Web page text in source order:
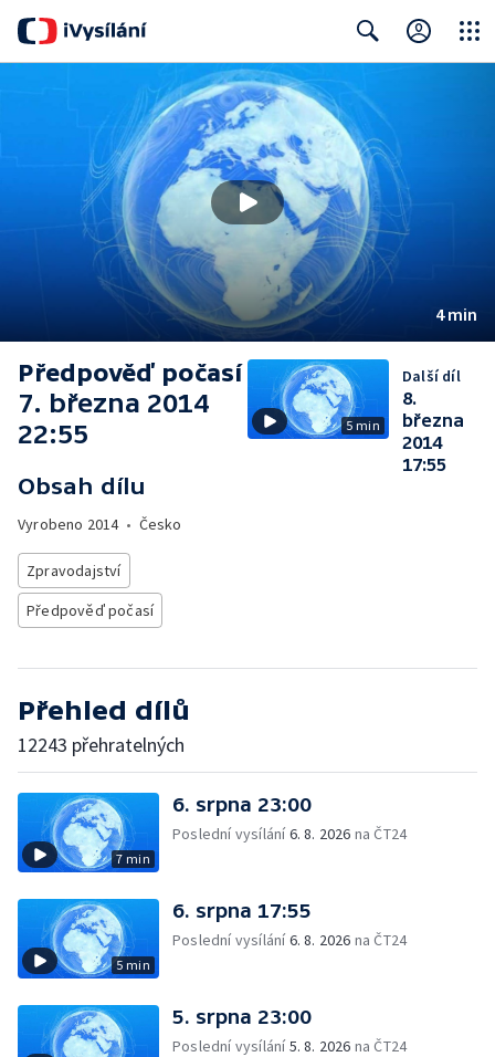
4 min
Předpověď počasí
7. března 2014
22:55
Obsah dílu
Vyrobeno 2014• Česko
Zpravodajství
Předpověď počasí
5 min
Další díl
8.
března
2014
17:55
Přehled dílů
12243 přehratelných
7 min
6. srpna 23:00
Poslední vysílání6. 8. 2026 na ČT24
5 min
6. srpna 17:55
Poslední vysílání6. 8. 2026 na ČT24
5. srpna 23:00
Poslední vysílání5. 8. 2026 na ČT24